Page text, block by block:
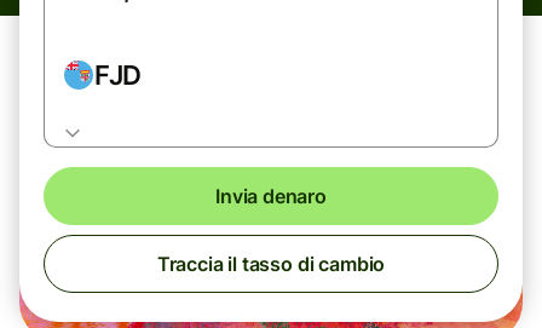
FJD
Invia denaro
Traccia il tasso di cambio